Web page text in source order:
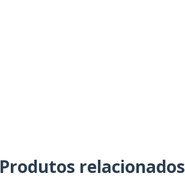
Produtos relacionados